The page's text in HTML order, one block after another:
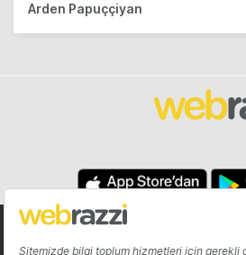
Arden Papuççiyan